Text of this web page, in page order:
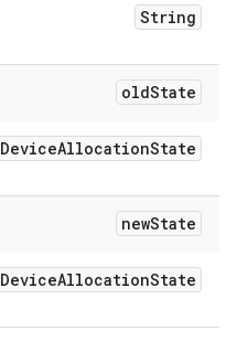
String
oldState
DeviceAllocationState
newState
DeviceAllocationState